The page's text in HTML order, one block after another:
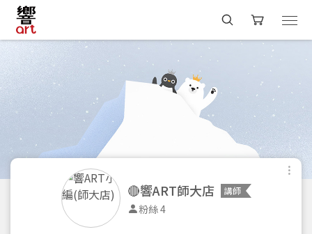
🔴響ART師大店 講師
粉絲 4